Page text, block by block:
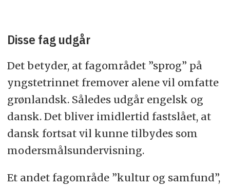
Disse fag udgår
Det betyder, at fagområdet ”sprog” på
yngstetrinnet fremover alene vil omfatte
grønlandsk. Således udgår engelsk og
dansk. Det bliver imidlertid fastslået, at
dansk fortsat vil kunne tilbydes som
modersmålsundervisning.
Et andet fagområde ”kultur og samfund”,